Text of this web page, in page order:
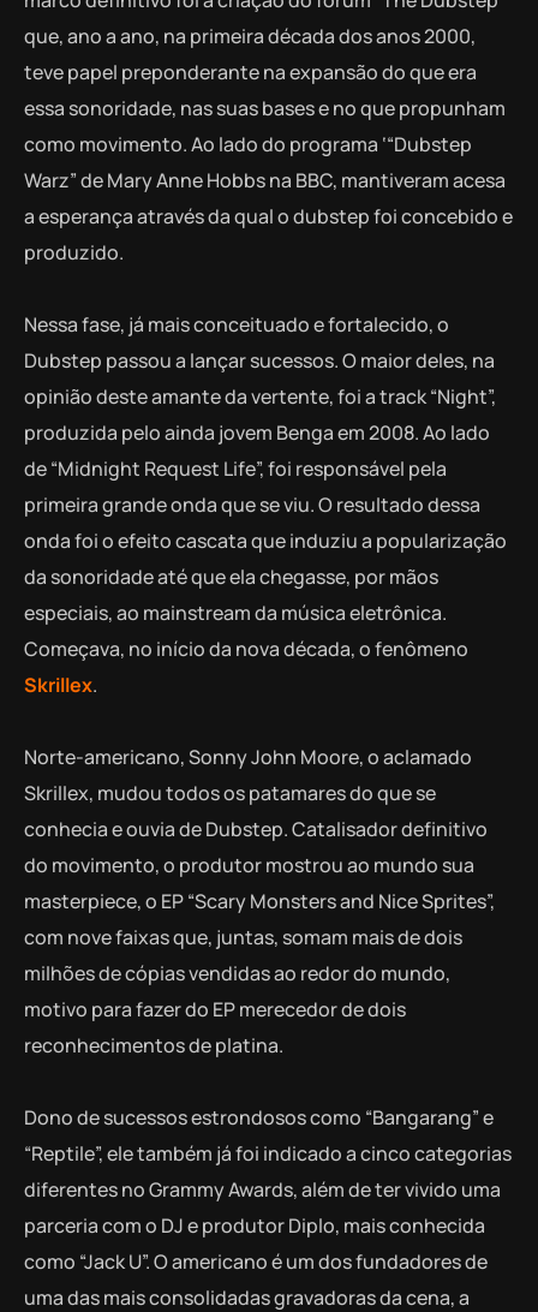
que, ano a ano, na primeira década dos anos 2000,
teve papel preponderante na expansão do que era
essa sonoridade, nas suas bases e no que propunham
como movimento. Ao lado do programa ‘“Dubstep
Warz” de Mary Anne Hobbs na BBC, mantiveram acesa
a esperança através da qual o dubstep foi concebido e
produzido.
Nessa fase, já mais conceituado e fortalecido, o
Dubstep passou a lançar sucessos. O maior deles, na
opinião deste amante da vertente, foi a track “Night”,
produzida pelo ainda jovem Benga em 2008. Ao lado
de “Midnight Request Life”, foi responsável pela
primeira grande onda que se viu. O resultado dessa
onda foi o efeito cascata que induziu a popularização
da sonoridade até que ela chegasse, por mãos
especiais, ao mainstream da música eletrônica.
Começava, no início da nova década, o fenômeno
Skrillex.
Norte-americano, Sonny John Moore, o aclamado
Skrillex, mudou todos os patamares do que se
conhecia e ouvia de Dubstep. Catalisador definitivo
do movimento, o produtor mostrou ao mundo sua
masterpiece, o EP “Scary Monsters and Nice Sprites”,
com nove faixas que, juntas, somam mais de dois
milhões de cópias vendidas ao redor do mundo,
motivo para fazer do EP merecedor de dois
reconhecimentos de platina.
Dono de sucessos estrondosos como “Bangarang” e
“Reptile”, ele também já foi indicado a cinco categorias
diferentes no Grammy Awards, além de ter vivido uma
parceria com o DJ e produtor Diplo, mais conhecida
como “Jack U”. O americano é um dos fundadores de
uma das mais consolidadas gravadoras da cena, a